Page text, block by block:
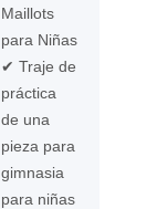
Maillots
para Niñas
✔ Traje de
práctica
de una
pieza para
gimnasia
para niñas